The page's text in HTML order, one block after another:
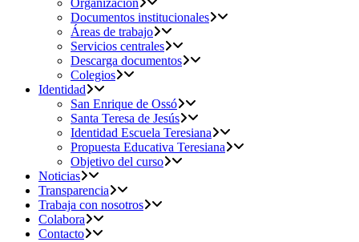
Organización
Documentos institucionales
Áreas de trabajo
Servicios centrales
Descarga documentos
Colegios
Identidad
San Enrique de Ossó
Santa Teresa de Jesús
Identidad Escuela Teresiana
Propuesta Educativa Teresiana
Objetivo del curso
Noticias
Transparencia
Trabaja con nosotros
Colabora
Contacto